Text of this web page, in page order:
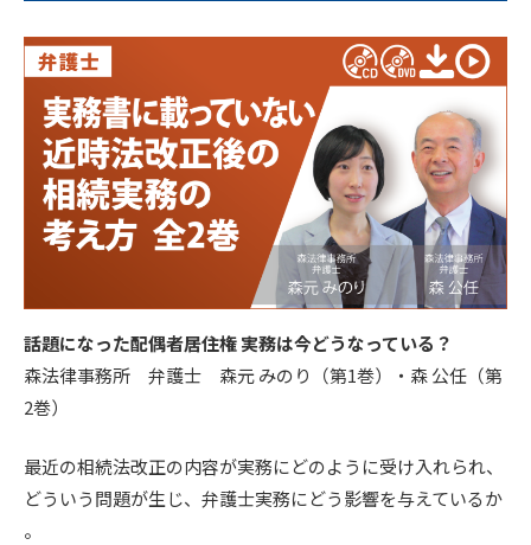
話題になった配偶者居住権 実務は今どうなっている？
森法律事務所 弁護士 森元 みのり（第1巻）・森 公任（第
2巻）
最近の相続法改正の内容が実務にどのように受け入れられ、
どういう問題が生じ、弁護士実務にどう影響を与えているか
。